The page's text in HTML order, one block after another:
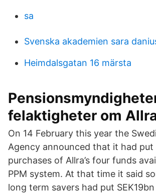
sa
Svenska akademien sara
Heimdalsgatan 16 märsta
felaktigheter om
On 14 February this year the
Agency announced that it had put
purchases of Allra’s four funds
PPM system. At that time it said
long term savers had put